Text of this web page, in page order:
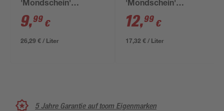
'Mondschein'
lichtgrau glänzend
375 ml
9,99 €
26,29 € / Liter
'Mondschein'
lichtgrau matt 750 ml
12,99 €
17,32 € / Liter
5 Jahre Garantie auf toom Eigenmarken